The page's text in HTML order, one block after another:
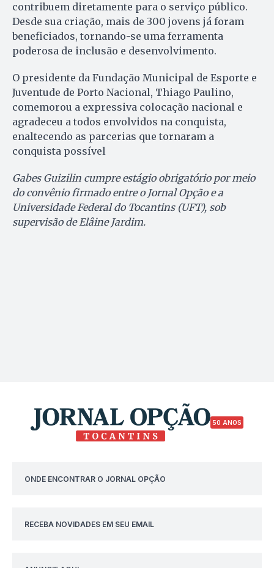
contribuem diretamente para o serviço público.
Desde sua criação, mais de 300 jovens já foram
beneficiados, tornando-se uma ferramenta
poderosa de inclusão e desenvolvimento.
O presidente da Fundação Municipal de Esporte e
Juventude de Porto Nacional, Thiago Paulino,
comemorou a expressiva colocação nacional e
agradeceu a todos envolvidos na conquista,
enaltecendo as parcerias que tornaram a
conquista possível
Gabes Guizilin cumpre estágio obrigatório por meio
do convênio firmado entre o Jornal Opção e a
Universidade Federal do Tocantins (UFT), sob
supervisão de Elâine Jardim.
50 ANOS
ONDE ENCONTRAR O JORNAL OPÇÃO
RECEBA NOVIDADES EM SEU EMAIL